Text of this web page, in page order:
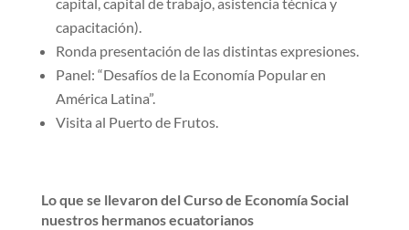
capacitación).
Ronda presentación de las distintas expresiones.
Panel: “Desafíos de la Economía Popular en
América Latina”.
Visita al Puerto de Frutos.
Lo que se llevaron del Curso de Economía Social
nuestros hermanos ecuatorianos